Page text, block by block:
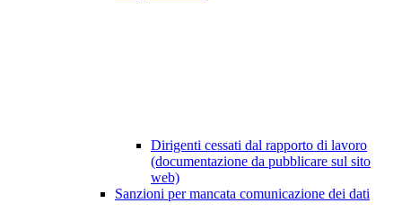
Dirigenti cessati dal rapporto di lavoro
(documentazione da pubblicare sul sito
web)
Sanzioni per mancata comunicazione dei dati